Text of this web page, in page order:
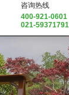
咨询热线
400-921-0601
021-59371791